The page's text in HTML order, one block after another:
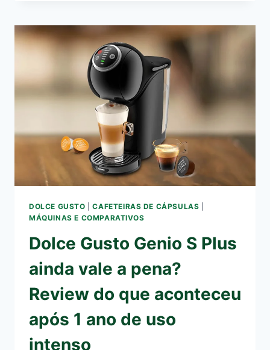
BASIC:
REVIEW
DETALHADO
COM
PRÓS,
CONTRAS
E
AVALIAÇÃO
TÉCNICA
DOLCE GUSTO |CAFETEIRAS DE CÁPSULAS
MÁQUINAS E COMPARATIVOS
Dolce Gusto Genio S Plus
ainda vale a pena?
Review do que aconteceu
após 1 ano de uso
intenso